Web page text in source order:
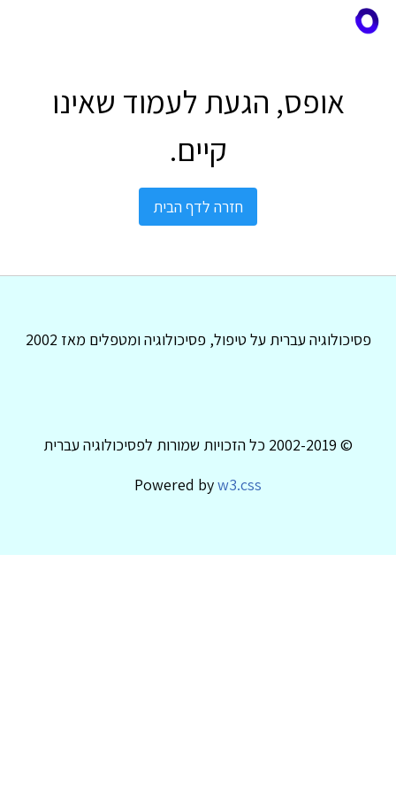
אופס, הגעת לעמוד שאינו
קיים.
חזרה לדף הבית
פסיכולוגיה עברית על טיפול, פסיכולוגיה ומטפלים מאז 2002
© 2002-2019 כל הזכויות שמורות לפסיכולוגיה עברית
Powered byw3.css